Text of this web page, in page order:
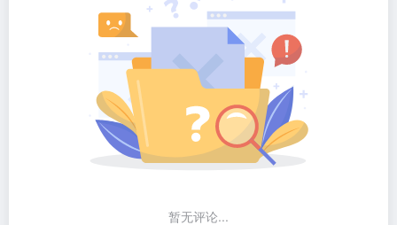
暂无评论...